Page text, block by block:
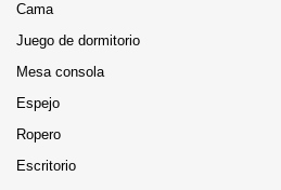
Cama
Juego de dormitorio
Mesa consola
Espejo
Ropero
Escritorio